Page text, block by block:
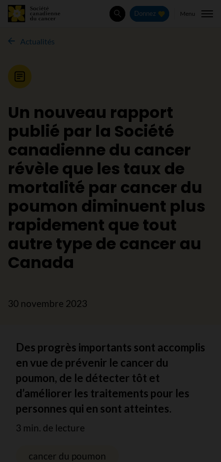
Rechercher
Donnez Menu
Actualités
Nouvelle
Un nouveau rapport
publié par la Société
canadienne du cancer
révèle que les taux de
mortalité par cancer du
poumon diminuent plus
rapidement que tout
autre type de cancer au
Canada
30 novembre 2023
Des progrès importants sont accomplis
en vue de prévenir le cancer du
poumon, de le détecter tôt et
d’améliorer les traitements pour les
personnes qui en sont atteintes.
3 min. de lecture
cancer du poumon